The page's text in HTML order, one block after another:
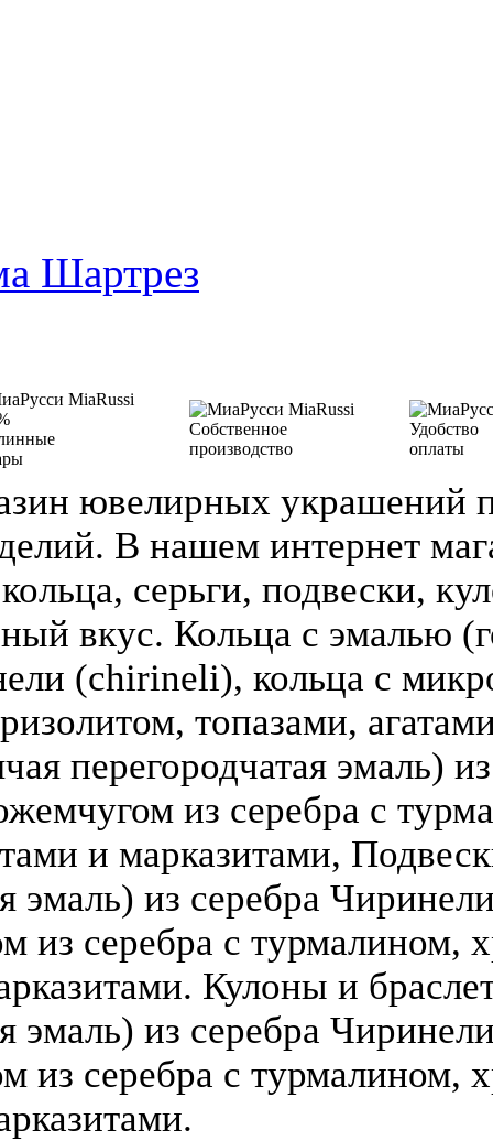
Шартрез
Собственное
производство
Удобство
оплаты
ювелирных украшений
В нашем интернет
серьги, подвески,
вкус. Кольца с эмалью
(chirineli), кольца с
топазами,
перегородчатая эмаль)
из серебра с
и марказитами,
эмаль) из серебра
из серебра с турмалином,
Кулоны и
эмаль) из серебра
из серебра с турмалином,